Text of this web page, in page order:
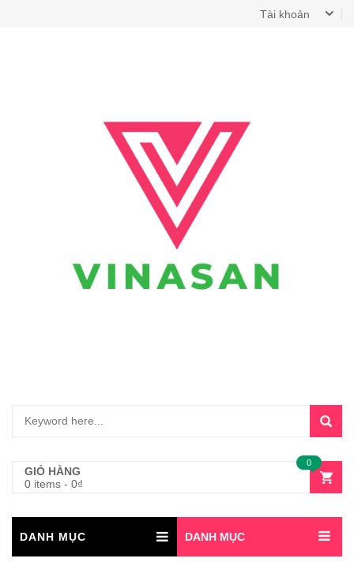
Tài khoản
GIỎ HÀNG
0 items - 0₫
0
DANH MỤC DANH MỤC